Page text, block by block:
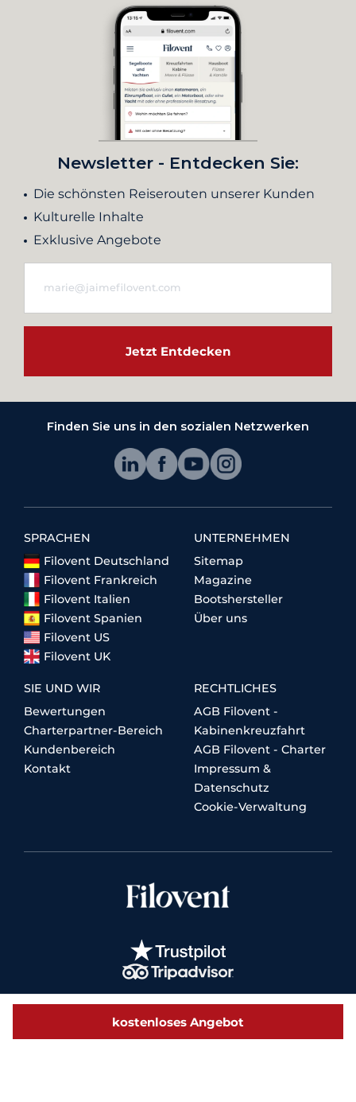
kostenloses Angebot
Newsletter - Entdecken Sie:
Die schönsten Reiserouten unserer Kunden
Kulturelle Inhalte
Exklusive Angebote
Jetzt Entdecken
Finden Sie uns in den sozialen Netzwerken
SPRACHEN
Filovent Deutschland
Filovent Frankreich
Filovent Italien
Filovent Spanien
Filovent US
Filovent UK
UNTERNEHMEN
Sitemap
Magazine
Bootshersteller
Über uns
SIE UND WIR
Bewertungen
Charterpartner-Bereich
Kundenbereich
Kontakt
RECHTLICHES
AGB Filovent -
Kabinenkreuzfahrt
AGB Filovent - Charter
Impressum &
Datenschutz
Cookie-Verwaltung
© 2026 Filovent